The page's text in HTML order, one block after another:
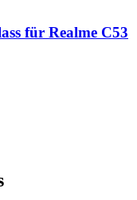
für Realme C53